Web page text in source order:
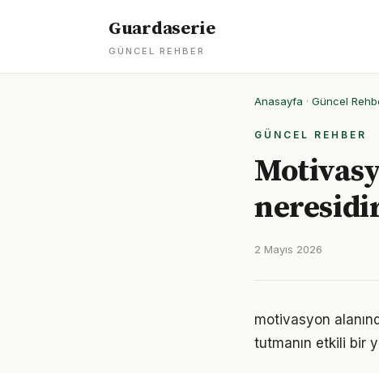
Guardaserie
GÜNCEL REHBER
Anasayfa · Güncel
GÜNCEL REHBER
2 Mayıs 2026
motivasyon
tutmanın etkili bir